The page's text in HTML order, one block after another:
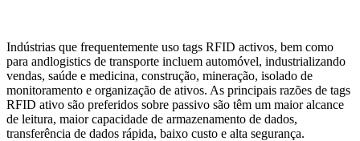
Indústrias que frequentemente uso tags RFID activos, bem como
para andlogistics de transporte incluem automóvel, industrializando
vendas, saúde e medicina, construção, mineração, isolado de
monitoramento e organização de ativos. As principais razões de tags
RFID ativo são preferidos sobre passivo são têm um maior alcance
de leitura, maior capacidade de armazenamento de dados,
transferência de dados rápida, baixo custo e alta segurança.